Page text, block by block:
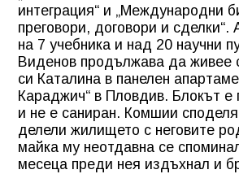
интеграция“ и „Международни
преговори, договори и сделки“.
на 7 учебника и над 20 научни
Виденов продължава да живее
си Каталина в панелен
Караджич“ в Пловдив. Блокът е
и не е саниран. Комшии
делели жилището с неговите
майка му неотдавна се
месеца преди нея издъхнал и